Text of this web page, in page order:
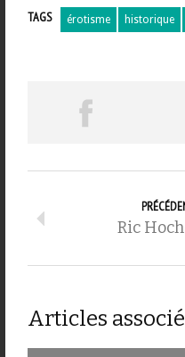
TAGS érotisme historique
Ric
Articles